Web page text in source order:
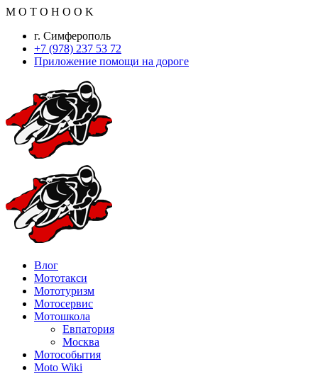
M O T O H O O K
г. Симферополь
+7 (978) 237 53 72
Приложение помощи на дороге
Влог
Мототакси
Мототуризм
Мотосервис
Мотошкола
Евпатория
Москва
Мотособытия
Moto Wiki